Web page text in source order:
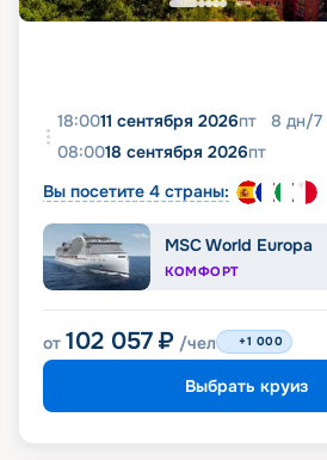
18:0011 сентября 2026пт 8 дн/7
08:0018 сентября 2026пт
Вы посетите 4 страны:
MSC World Europa
КОМФОРТ
от 102 057 ₽ /чел +1 000
Выбрать круиз